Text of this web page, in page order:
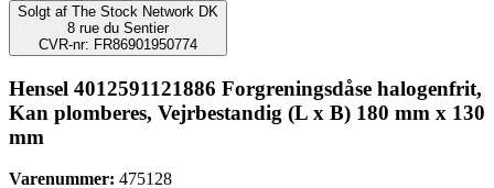
Solgt af The Stock Network DK
8 rue du Sentier
CVR-nr: FR86901950774
Hensel 4012591121886 Forgreningsdåse halogenfrit,
Kan plomberes, Vejrbestandig (L x B) 180 mm x 130
mm
Varenummer: 475128